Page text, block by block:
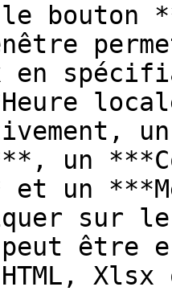
bouton
en
un
un
et un
sur le
être